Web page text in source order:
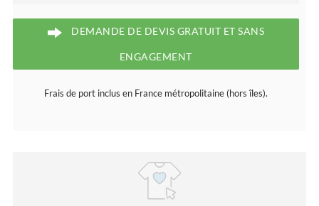
DEMANDE DE DEVIS GRATUIT ET SANS
ENGAGEMENT
Frais de port inclus en France métropolitaine (hors îles).